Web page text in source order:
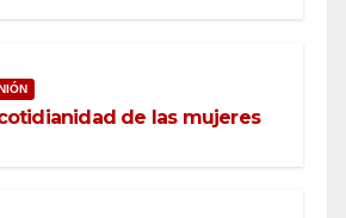
de las mujeres